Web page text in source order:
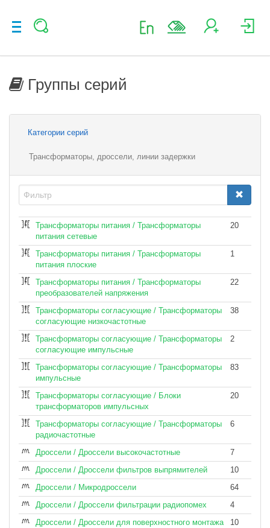
Группы серий
Категории серий
Трансформаторы, дроссели, линии задержки
Трансформаторы питания / Трансформаторы
питания сетевые
20
Трансформаторы питания / Трансформаторы
питания плоские
1
Трансформаторы питания / Трансформаторы
преобразователей напряжения
22
Трансформаторы согласующие / Трансформаторы
согласующие низкочастотные
38
Трансформаторы согласующие / Трансформаторы
согласующие импульсные
2
Трансформаторы согласующие / Трансформаторы
импульсные
83
Трансформаторы согласующие / Блоки
трансформаторов импульсных
20
Трансформаторы согласующие / Трансформаторы
радиочастотные
6
Дроссели / Дроссели высокочастотные
7
Дроссели / Дроссели фильтров выпрямителей
10
Дроссели / Микродроссели
64
Дроссели / Дроссели фильтрации радиопомех
4
Дроссели / Дроссели для поверхностного монтажа
10